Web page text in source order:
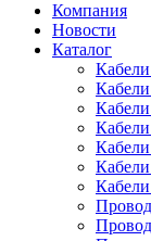
Компания
Новости
Каталог
Кабели